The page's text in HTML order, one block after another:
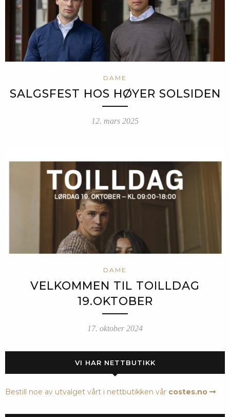
DAME
SALGSFEST HOS HØYER SOLSIDEN
12. mars 2025
DAME
VELKOMMEN TIL TOILLDAG
19.OKTOBER
17. oktober 2024
VI HAR NETTBUTIKK
Bestill noe av utvalget vårt i nettbutikken vår costes.no